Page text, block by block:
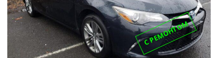
С РЕМОНТОМ